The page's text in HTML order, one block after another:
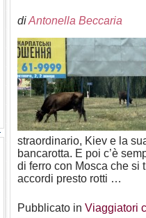
diAntonella Beccaria
straordinario, Kiev e la
bancarotta. E poi c’è
di ferro con Mosca che si
accordi presto rotti …
Pubblicato in Viaggiatori